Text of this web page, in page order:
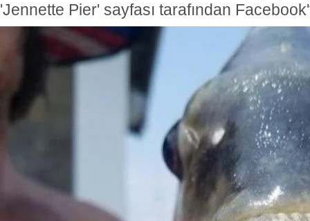
'Jennette Pier' sayfası tarafından